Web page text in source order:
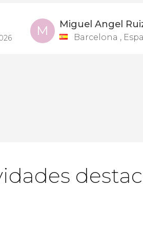
M Miguel Angel
Barcelona ,